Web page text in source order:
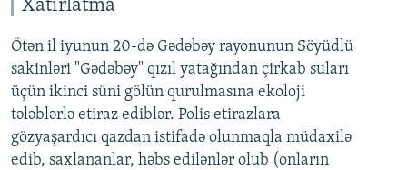
Xatırlatma
Ötən il iyunun 20-də Gədəbəy rayonunun Söyüdlü
sakinləri "Gədəbəy" qızıl yatağından çirkab suları
üçün ikinci süni gölün qurulmasına ekoloji
tələblərlə etiraz ediblər. Polis etirazlara
gözyaşardıcı qazdan istifadə olunmaqla müdaxilə
edib, saxlananlar, həbs edilənlər olub (onların